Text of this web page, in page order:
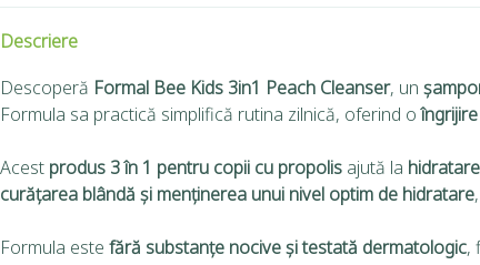
Descriere
Descoperă Formal Bee Kids 3in1 Peach Cleanser, un
Formula sa practică simplifică rutina zilnică, oferind o
Acest produs 3 în 1 pentru copii cu propolis ajută la
curățarea blândă și menținerea unui nivel optim de hidratare
Formula este fără substanțe nocive și testată dermatologic,